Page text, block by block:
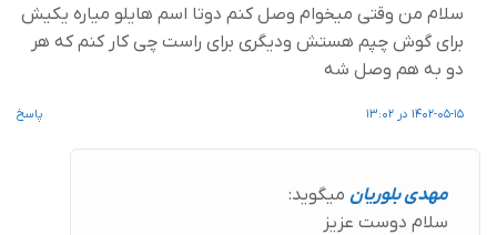
سلام من وقتی میخوام وصل کنم دوتا اسم هایلو میاره یکیش
برای گوش چپم هستش ودیگری برای راست چی کار کنم که هر
دو به هم وصل شه
1402-05-15 در 13:02 پاسخ
مهدی بلوریان میگوید:
سلام دوست عزیز